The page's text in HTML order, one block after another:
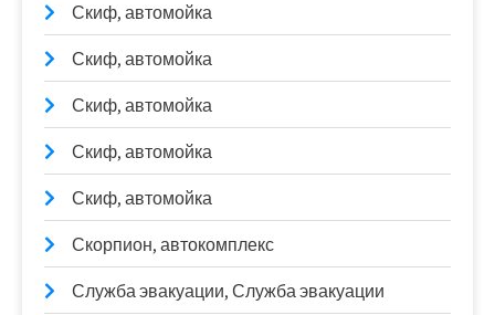
Скиф, автомойка
Скиф, автомойка
Скиф, автомойка
Скиф, автомойка
Скиф, автомойка
Скорпион, автокомплекс
Служба эвакуации, Служба эвакуации